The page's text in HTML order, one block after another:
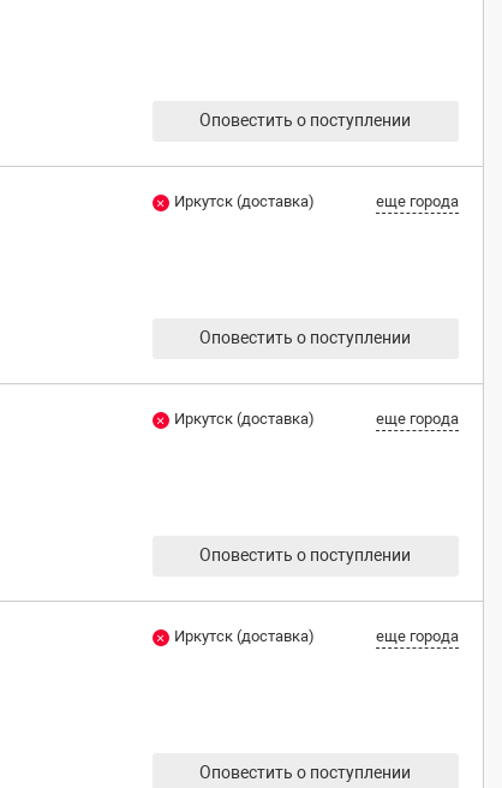
Оповестить о поступлении
Иркутск (доставка) еще города
Оповестить о поступлении
Иркутск (доставка) еще города
Оповестить о поступлении
Иркутск (доставка) еще города
Оповестить о поступлении